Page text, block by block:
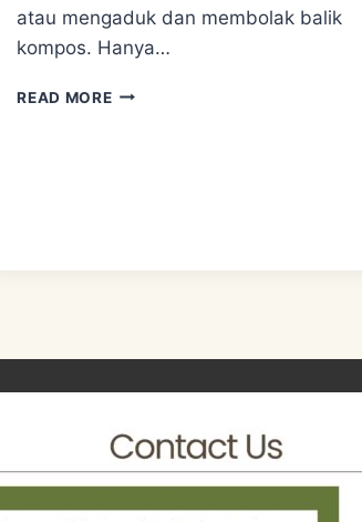
atau mengaduk dan membolak balik
kompos. Hanya…
READ MOREPENGOLAHAN